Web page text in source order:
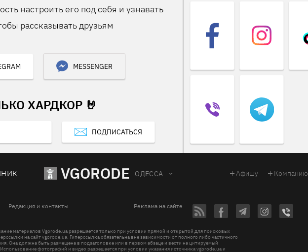
настроить его под себя и узнавать
рассказывать друзьям
MESSENGER
ХАРДКОР 🤘
ПОДПИСАТЬСЯ
VGORODE ОДЕССА Афишу Компанию
Редакция и контакты
Реклама на сайте
материалов Vgorode.ua разрешается только при условии прямой и открытой для поисковых
на сайт vgorode.ua. Гиперссылка обязательна вне зависимости от полного либо частичного
Она должна быть размещена в подзаголовке или в первом абзаце и вести на цитируемый
фотографий и видео разрешается при условии указания источника vgorode.ua и